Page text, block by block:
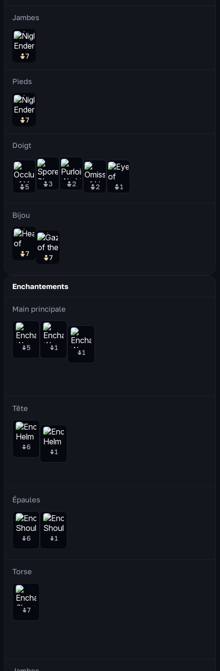
Jambes
7
Pieds
7
Doigt
5 3 2 2 1
Bijou
7 7
Enchantements
Main principale
5 1
1
Tête
6
1
Épaules
6 1
Torse
7